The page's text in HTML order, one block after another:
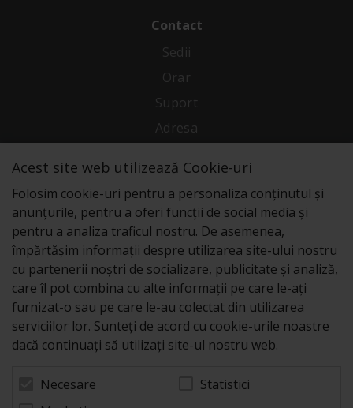
© 2026 Zeus Service case de marcat fiscale. Powered
Contact
Sedii
Orar
Suport
Adresa
Conecteaza-te cu noi
Acest site web utilizează Cookie-uri
Folosim cookie-uri pentru a personaliza conținutul și
anunțurile, pentru a oferi funcții de social media și
pentru a analiza traficul nostru. De asemenea,
împărtășim informații despre utilizarea site-ului nostru
cu partenerii noștri de socializare, publicitate și analiză,
care îl pot combina cu alte informații pe care le-ați
furnizat-o sau pe care le-au colectat din utilizarea
serviciilor lor. Sunteți de acord cu cookie-urile noastre
dacă continuați să utilizați site-ul nostru web.
Necesare
Statistici